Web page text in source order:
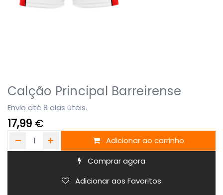
Calção Principal Barreirense
Envio até 8 dias úteis.
17,99 €
Adicionar ao carrinho
Comprar agora
Adicionar aos Favoritos